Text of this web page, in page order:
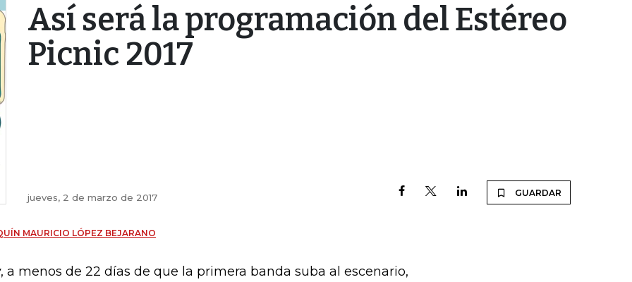
Así será la programación del Estéreo
Picnic 2017
jueves, 2 de marzo de 2017 GUARDAR
MAURICIO LÓPEZ BEJARANO
a menos de 22 días de que la primera banda suba al escenario,